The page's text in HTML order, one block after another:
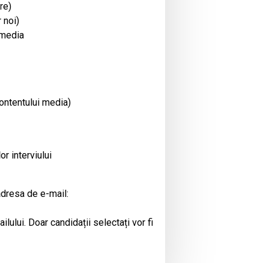
noi)
media)
interviului
de e-mail:
Doar candidații selectați vor fi